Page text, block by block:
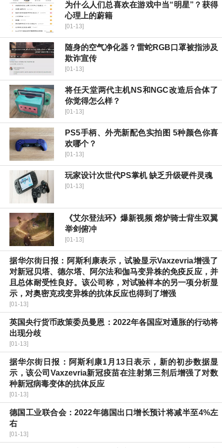
为什么人们总喜欢在游戏中当“明星”？获得
心理上的蔚籍
[01-13]
随身的空气净化器？雷蛇RGB口罩被指涉及
欺诈宣传
[01-13]
将任天堂两代主机NS和NGC改造后合体了
你觉得怎么样？
[01-13]
PS5手柄、外壳新配色实拍图 5种颜色你喜
欢哪个？
[01-13]
玩家设计次世代PS掌机 缺乏升级硬件灵魂
[01-13]
《艾尔登法环》爆新视频 熔炉骑士背生双翼
举剑俯冲
[01-13]
据华尔街日报：阿斯利康表示，试验显示Vaxzevria增强了
对新冠贝塔、德尔塔、阿尔法和伽马变异株的免疫反应，并
且总体耐受性良好。该公司称，对试验样本的另一项分析显
示，对奥密克戎变异株的抗体反应也得到了增强
[01-13]
英国央行货币政策委员曼恩：2022年各国应对通胀的行动将
出现分歧
[01-13]
据华尔街日报：阿斯利康1月13日表示，新的初步数据显
示，该公司Vaxzevria新冠疫苗在注射第三剂后增强了对数
种新冠病毒变体的抗体反应
[01-13]
德国工业联合会：2022年德国出口增长预计将减半至4%左
右
[01-13]